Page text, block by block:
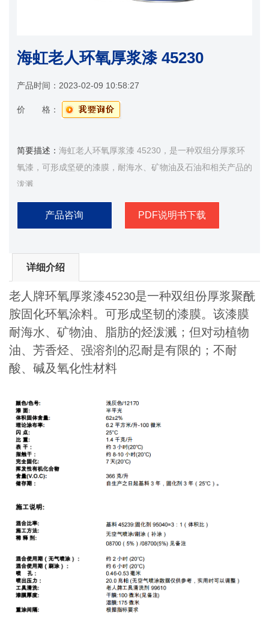
海虹老人环氧厚浆漆 45230
产品时间： 2023-02-09 10:58:27
价 格：
简要描述： 海虹老人环氧厚浆漆 45230，是一种双组分厚浆环
氧漆，可形成坚硬的漆膜，耐海水、矿物油及石油和相关产品的
泼溅
产品咨询 PDF说明书下载
详细介绍
老人牌环氧厚浆漆45230是一种双组份厚浆聚酰
胺固化环氧涂料。可形成坚韧的漆膜。该漆膜
耐海水、矿物油、脂肪的烃泼溅；但对动植物
油、芳香烃、强溶剂的忍耐是有限的；不耐
酸、碱及氧化性材料